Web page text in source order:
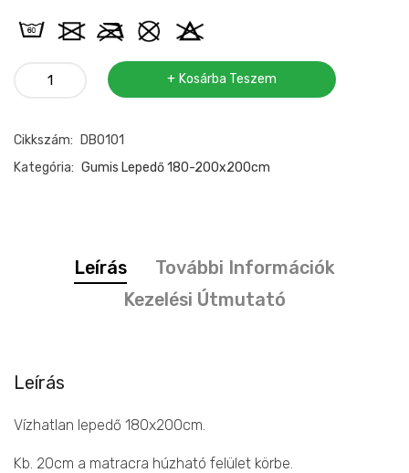
Vízhatlan
180x200cm
mennyiség
Kosárba Teszem
Cikkszám:
DB0101
Kategória: Gumis Lepedő 180-200x200cm
Leírás
További Információk
Kezelési Útmutató
Leírás
Vízhatlan lepedő 180x200cm.
Kb. 20cm a matracra húzható felület körbe.